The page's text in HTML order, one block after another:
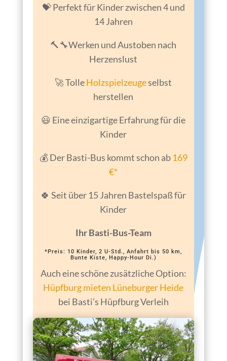
💝 Perfekt für Kinder zwischen 4 und
14 Jahren
🔨🔧Werken und Austoben nach
Herzenslust
🚀 TolleHolzspielzeugeselbst
herstellen
😃 Eine einzigartige Erfahrung für die
Kinder
💰 Der Basti-Bus kommt schon ab 169
€*
🍀 Seit über 15 Jahren Bastelspaß für
Kinder
Ihr Basti-Bus-Team
*Preis: 10 Kinder, 2 U-Std., Anfahrt bis 50 km,
Bunte Kiste, Happy-Hour Di.)
Auch eine schöne zusätzliche Option:
Hüpfburg mieten Lüneburger Heide
bei Basti’s Hüpfburg Verleih